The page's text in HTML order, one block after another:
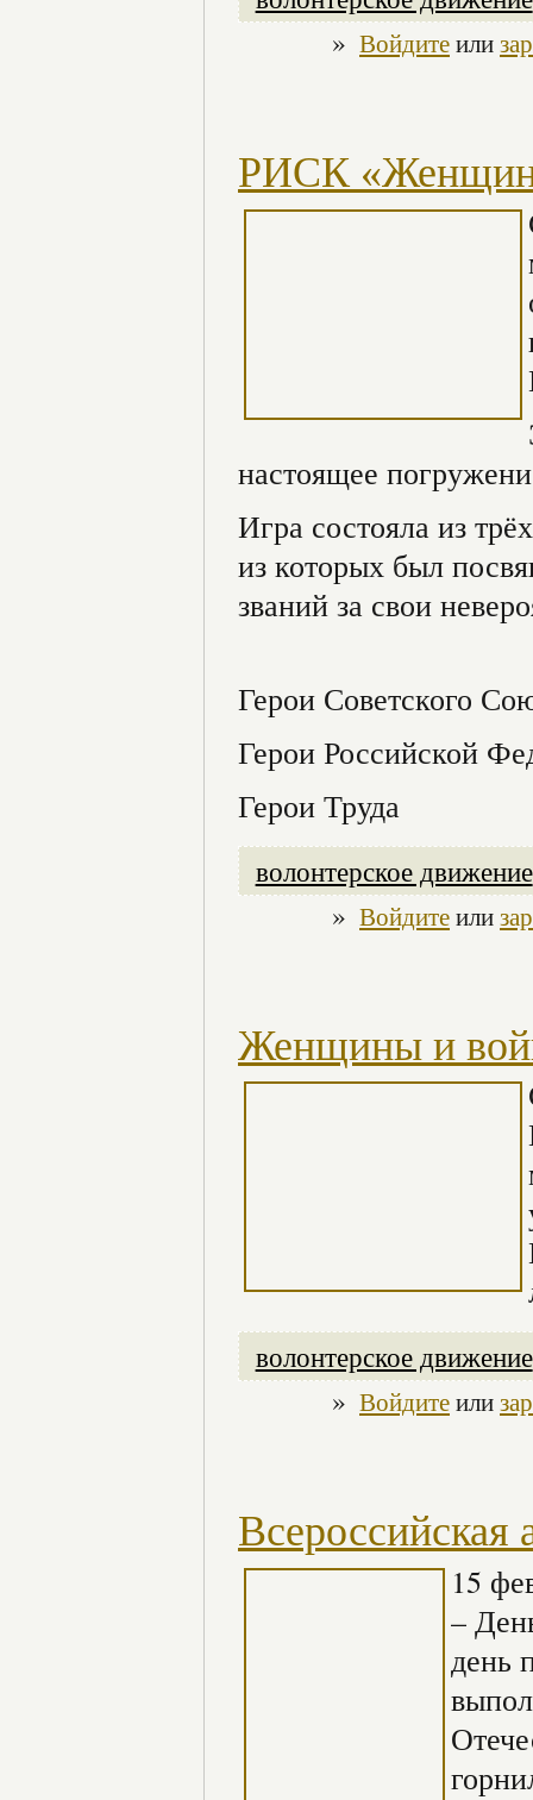
» Войдитеили
РИСК
настоящее
Игра состояла из
из которых был
званий за свои
Герои Советского
Герои Российской
Герои Труда
волонтерское движение
» Войдитеили
Женщины и
волонтерское движение
» Войдитеили
15
–
день